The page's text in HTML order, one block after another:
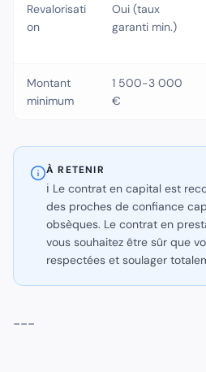
Revalorisati
on
Oui (taux
garanti min.)
Montant
minimum
1 500-3 000
€
À RETENIR
ℹ️ Le contrat en capital est
des proches de confiance
obsèques. Le contrat en
vous souhaitez être sûr que
respectées et soulager
---